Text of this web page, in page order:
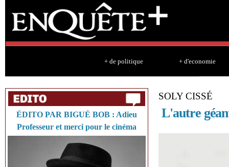
+ de politique + d'economie
ÉDITO PAR BIGUÉ BOB : Adieu
Professeur et merci pour le cinéma
SOLY CISSÉ
L'autre